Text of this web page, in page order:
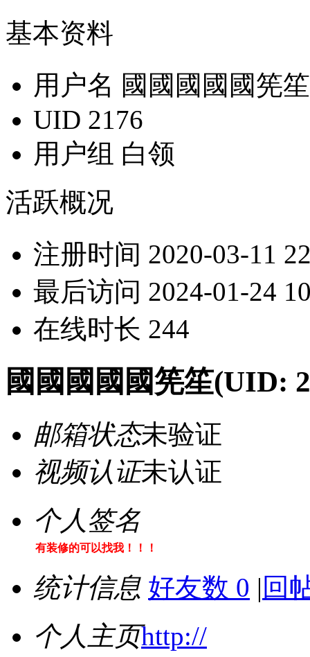
基本资料
用户名 國國國國國筅笙
UID 2176
用户组 白领
活跃概况
注册时间 2020-03-11
最后访问 2024-01-24
在线时长 244
國國國國國筅笙(UID:
邮箱状态未验证
视频认证未认证
个人签名
有装修的可以找我！！！
统计信息 好友数 0 | 回
个人主页http://